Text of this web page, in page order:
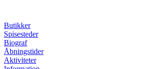
Butikker
Spisesteder
Biograf
Åbningstider
Aktiviteter